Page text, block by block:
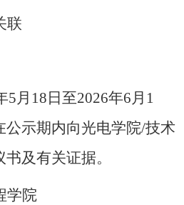
联
5月 18 日至2026年6月 1
公示期内向光电学院/技术
及有关证据。
学院